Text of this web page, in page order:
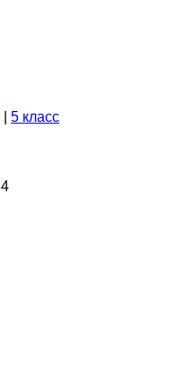
5 класс